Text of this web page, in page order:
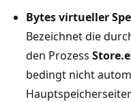
Bytes virtueller
Bezeichnet die
den Prozess
bedingt nicht